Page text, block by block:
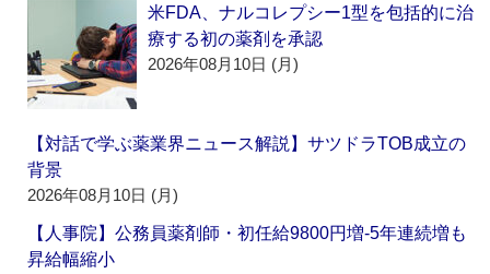
米FDA、ナルコレプシー1型を包括的に治
療する初の薬剤を承認
2026年08月10日 (月)
【対話で学ぶ薬業界ニュース解説】サツドラTOB成立の
背景
2026年08月10日 (月)
【人事院】公務員薬剤師・初任給9800円増‐5年連続増も
昇給幅縮小